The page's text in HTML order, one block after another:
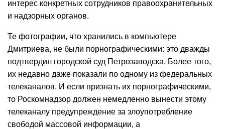
интерес конкретных сотрудников правоохранительных
и надзорных органов.
Те фотографии, что хранились в компьютере
Дмитриева, не были порнографическими: это дважды
подтвердил городской суд Петрозаводска. Более того,
их недавно даже показали по одному из федеральных
телеканалов. И если признать их порнографическими,
то Роскомнадзор должен немедленно вынести этому
телеканалу предупреждение за злоупотребление
свободой массовой информации, а